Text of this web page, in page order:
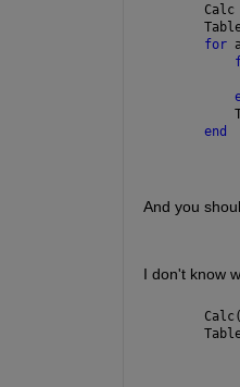
for
end
And you
I don't know